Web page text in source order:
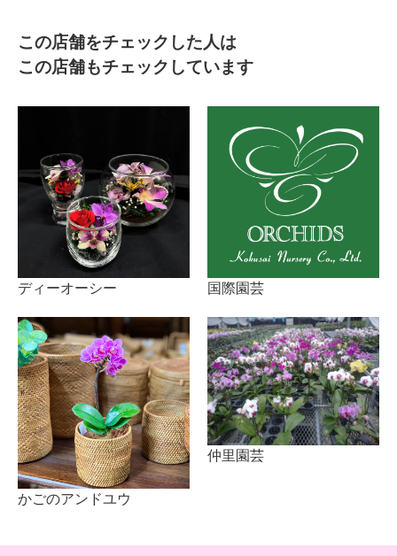
この店舗をチェックした人は
この店舗もチェックしています
ディーオーシー 国際園芸
かごのアンドユウ
仲里園芸